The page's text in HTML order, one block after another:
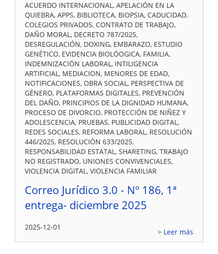
ACUERDO INTERNACIONAL, APELACIÓN EN LA
QUIEBRA, APPS, BIBLIOTECA, BIOPSIA, CADUCIDAD,
COLEGIOS PRIVADOS, CONTRATO DE TRABAJO,
DAÑO MORAL, DECRETO 787/2025,
DESREGULACIÓN, DOXING, EMBARAZO, ESTUDIO
GENÉTICO, EVIDENCIA BIOLÓOGICA, FAMILIA,
INDEMNIZACIÓN LABORAL, INTILIGENCIA
ARTIFICIAL, MEDIACION, MENORES DE EDAD,
NOTIFICACIONES, OBRA SOCIAL, PERSPECTIVA DE
GÉNERO, PLATAFORMAS DIGITALES, PREVENCIÓN
DEL DAÑO, PRINCIPIOS DE LA DIGNIDAD HUMANA,
PROCESO DE DIVORCIO, PROTECCIÓN DE NIÑEZ Y
ADOLESCENCIA, PRUEBAS, PUBLICIDAD DIGITAL,
REDES SOCIALES, REFORMA LABORAL, RESOLUCIÓN
446/2025, RESOLUCIÓN 633/2025,
RESPONSABILIDAD ESTATAL, SHARETING, TRABAJO
NO REGISTRADO, UNIONES CONVIVENCIALES,
VIOLENCIA DIGITAL, VIOLENCIA FAMILIAR
Correo Jurídico 3.0 - Nº 186, 1ª
entrega- diciembre 2025
2025-12-01
Leer más